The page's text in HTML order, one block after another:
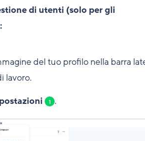
di utenti (solo per gli
del tuo profilo nella barra
lavoro.
1 .